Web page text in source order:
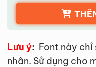
Lưu ý: Font này chỉ
nhân. Sử dụng cho